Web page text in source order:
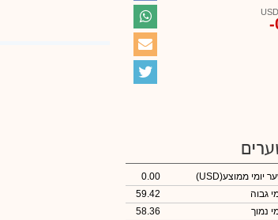
-
יומי ממוצע(USD)
0.00
גבוה
59.42
נמוך
58.36